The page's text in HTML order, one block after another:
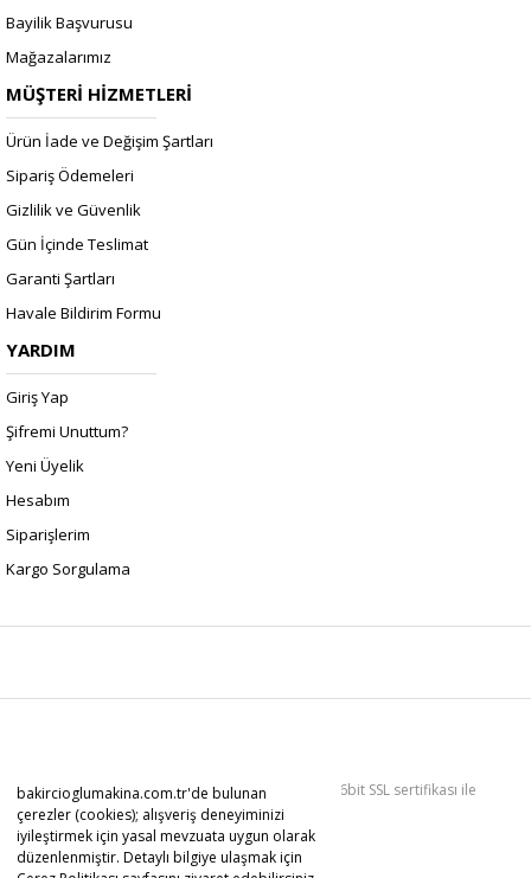
bakircioglumakina.com.tr'de bulunan
çerezler (cookies); alışveriş deneyiminizi
iyileştirmek için yasal mevzuata uygun olarak
düzenlenmiştir. Detaylı bilgiye ulaşmak için
Bayilik Başvurusu
Mağazalarımız
MÜŞTERİ HİZMETLERİ
Ürün İade ve Değişim Şartları
Sipariş Ödemeleri
Gizlilik ve Güvenlik
Gün İçinde Teslimat
Garanti Şartları
Havale Bildirim Formu
YARDIM
Giriş Yap
Şifremi Unuttum?
Yeni Üyelik
Hesabım
Siparişlerim
Kargo Sorgulama
Copyright 2022 © Kredi kartı bilgileriniz 256bit SSL sertifikası ile
korunmaktadır.